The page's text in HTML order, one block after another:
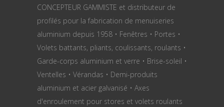
CONCEPTEUR GAMMISTE et distributeur de
profilés pour la fabrication de menuiseries
aluminium depuis 1958 • Fenêtres • Portes •
Volets battants, pliants, coulissants, roulants •
Garde-corps aluminium et verre • Brise-soleil •
Ventelles • Vérandas • Demi-produits
aluminium et acier galvanisé • Axes
d'enroulement pour stores et volets roulants